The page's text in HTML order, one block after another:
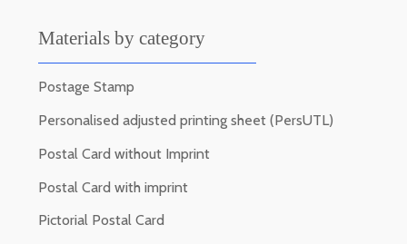
Materials by category
Postage Stamp
Personalised adjusted printing sheet (PersUTL)
Postal Card without Imprint
Postal Card with imprint
Pictorial Postal Card